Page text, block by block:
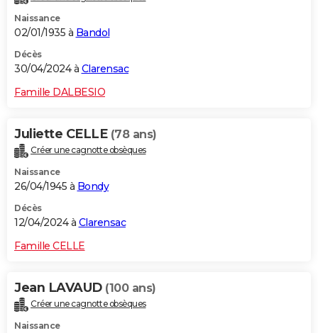
Naissance
02/01/1935 à Bandol
Décès
30/04/2024 à Clarensac
Famille DALBESIO
Juliette CELLE (78 ans)
Créer une cagnotte obsèques
Naissance
26/04/1945 à Bondy
Décès
12/04/2024 à Clarensac
Famille CELLE
Jean LAVAUD (100 ans)
Créer une cagnotte obsèques
Naissance